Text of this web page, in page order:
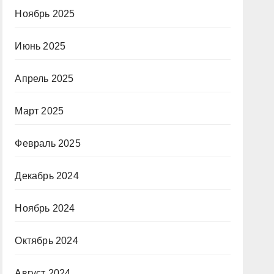
Ноябрь 2025
Июнь 2025
Апрель 2025
Март 2025
Февраль 2025
Декабрь 2024
Ноябрь 2024
Октябрь 2024